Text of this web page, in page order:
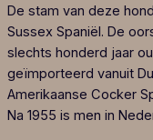
De stam van deze
Sussex Spaniël. De
slechts honderd jaar
geïmporteerd vanuit
Amerikaanse Cocker
Na 1955 is men in